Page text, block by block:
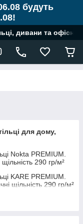
будуть
дивани та офісні
для дому,
Nokta PREMIUM.
щільність 290 гр/м²
KARE PREMIUM.
щільність 290 гр/м²
PALE PREMIUM.